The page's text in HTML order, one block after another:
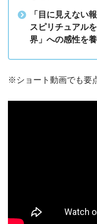
「目に見えない
スピリチュアル
界」への感性を
※ショート動画でも要